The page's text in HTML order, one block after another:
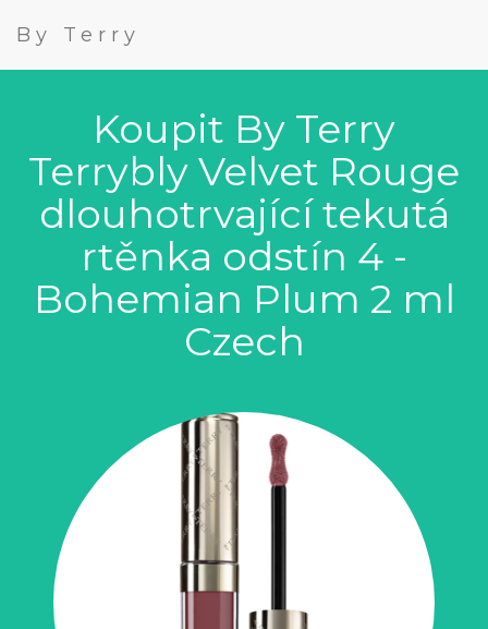
By Terry
Koupit By Terry
Terrybly Velvet Rouge
dlouhotrvající tekutá
rtěnka odstín 4 -
Bohemian Plum 2 ml
Czech